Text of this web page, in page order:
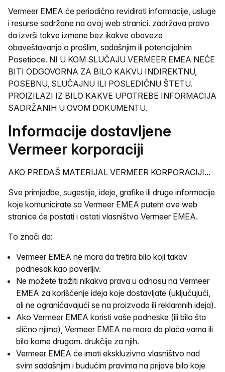
Vermeer EMEA će periodično revidirati informacije, usluge
i resurse sadržane na ovoj web stranici. zadržava pravo
da izvrši takve izmene bez ikakve obaveze
obaveštavanja o prošlim, sadašnjim ili potencijalnim
Posetioce. NI U KOM SLUČAJU VERMEER EMEA NEĆE
BITI ODGOVORNA ZA BILO KAKVU INDIREKTNU,
POSEBNU, SLUČAJNU ILI POSLEDIČNU ŠTETU.
PROIZILAZI IZ BILO KAKVE UPOTREBE INFORMACIJA
SADRŽANIH U OVOM DOKUMENTU.
Informacije dostavljene
Vermeer korporaciji
AKO PREDAŠ MATERIJAL VERMEER KORPORACIJI...
Sve primjedbe, sugestije, ideje, grafike ili druge informacije
koje komunicirate sa Vermeer EMEA putem ove web
stranice će postati i ostati vlasništvo Vermeer EMEA.
To znači da:
Vermeer EMEA ne mora da tretira bilo koji takav
podnesak kao poverljiv.
Ne možete tražiti nikakva prava u odnosu na Vermeer
EMEA za korišćenje ideja koje dostavljate (uključujući,
ali ne ograničavajući se na proizvoda ili reklamnih ideja).
Ako Vermeer EMEA koristi vaše podneske (ili bilo šta
slično njima), Vermeer EMEA ne mora da plaća vama ili
bilo kome drugom. drukčije za njih.
Vermeer EMEA će imati ekskluzivno vlasništvo nad
svim sadašnjim i budućim pravima na prijave bilo koje